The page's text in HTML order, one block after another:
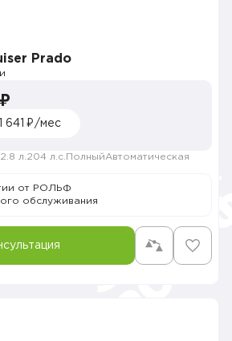
Prado
641 ₽/мес
2.8 л. 204 л.с. ПолныйАвтоматическая
от РОЛЬФ
обслуживания